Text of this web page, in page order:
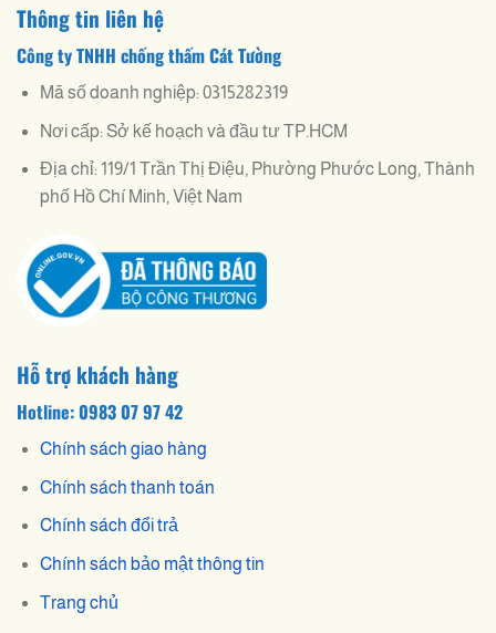
Thông tin liên hệ
Công ty TNHH chống thấm Cát Tường
Mã số doanh nghiệp: 0315282319
Nơi cấp: Sở kế hoạch và đầu tư TP.HCM
Địa chỉ: 119/1 Trần Thị Điệu, Phường Phước Long, Thành
phố Hồ Chí Minh, Việt Nam
Hỗ trợ khách hàng
Hotline: 0983 07 97 42
Chính sách giao hàng
Chính sách thanh toán
Chính sách đổi trả
Chính sách bảo mật thông tin
Trang chủ